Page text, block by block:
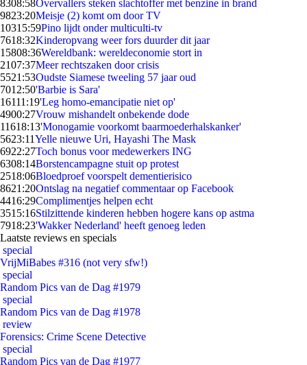
8308:58Overvallers steken slachtoffer met benzine in brand
9823:20Meisje (2) komt om door TV
10315:59Pino lijdt onder multiculti-tv
7618:32Kinderopvang weer fors duurder dit jaar
15808:36Wereldbank: wereldeconomie stort in
2107:37Meer rechtszaken door crisis
5521:53Oudste Siamese tweeling 57 jaar oud
7012:50'Barbie is Sara'
16111:19'Leg homo-emancipatie niet op'
4900:27Vrouw mishandelt onbekende dode
11618:13'Monogamie voorkomt baarmoederhalskanker'
5623:11Yelle nieuwe Uri, Hayashi The Mask
6922:27Toch bonus voor medewerkers ING
6308:14Borstencampagne stuit op protest
2518:06Bloedproef voorspelt dementierisico
8621:20Ontslag na negatief commentaar op Facebook
4416:29Complimentjes helpen echt
3515:16Stilzittende kinderen hebben hogere kans op astma
7918:23'Wakker Nederland' heeft genoeg leden
Laatste reviews en specials
special
VrijMiBabes #316 (not very sfw!)
special
Random Pics van de Dag #1979
special
Random Pics van de Dag #1978
review
Forensics: Crime Scene Detective
special
Random Pics van de Dag #1977